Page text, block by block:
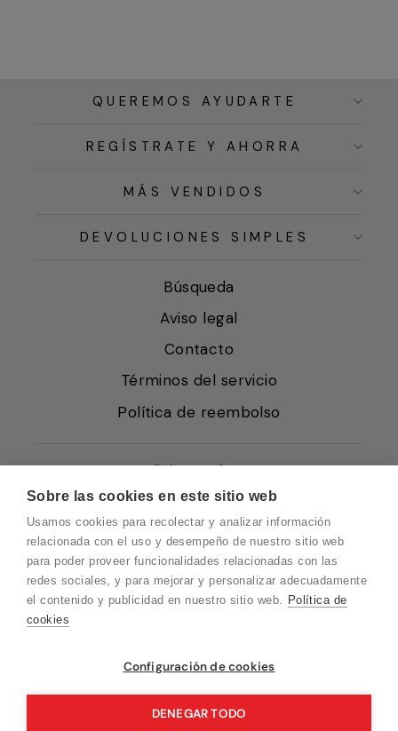
Sobre las cookies en este sitio web
Usamos cookies para recolectar y analizar información
relacionada con el uso y desempeño de nuestro sitio web
para poder proveer funcionalidades relacionadas con las
redes sociales, y para mejorar y personalizar adecuadamente
el contenido y publicidad en nuestro sitio web. Política de
cookies
Configuración de cookies
DENEGAR TODO
QUEREMOS AYUDARTE
REGÍSTRATE Y AHORRA
MÁS VENDIDOS
DEVOLUCIONES SIMPLES
Búsqueda
Aviso legal
Contacto
Términos del servicio
Política de reembolso
Condiciones de Venta
Quiénes somos
Política de Cookies
Protección de Datos
Blog EN
Blog DE
Blog IT